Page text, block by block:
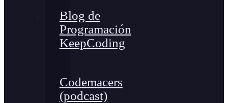
Blog de
Programación
KeepCoding
Codemacers
(podcast)